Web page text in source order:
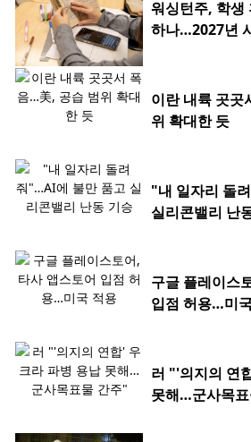
워싱턴주, 학생
하나…2027년
이란 내륙 곳
위 확대한 듯
"내 일자리 돌
실리콘밸리 난
구글 플레이스
입점 허용…미
러 "'의지의 연
못해…군사목